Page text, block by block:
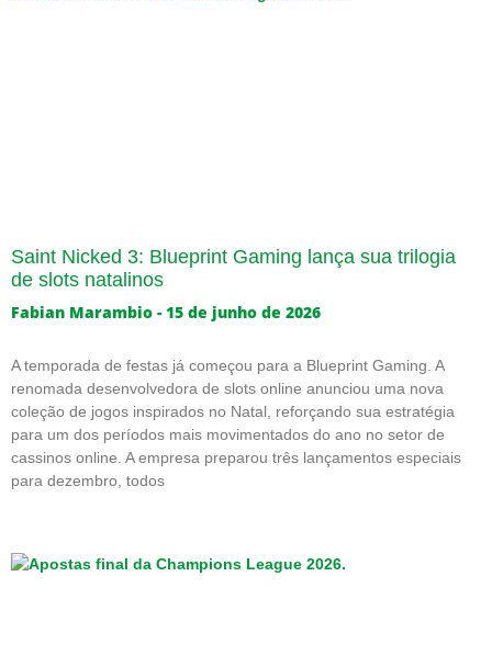
Saint Nicked 3: Blueprint Gaming lança sua trilogia
de slots natalinos
Fabian Marambio 15 de junho de 2026
A temporada de festas já começou para a Blueprint Gaming. A
renomada desenvolvedora de slots online anunciou uma nova
coleção de jogos inspirados no Natal, reforçando sua estratégia
para um dos períodos mais movimentados do ano no setor de
cassinos online. A empresa preparou três lançamentos especiais
para dezembro, todos